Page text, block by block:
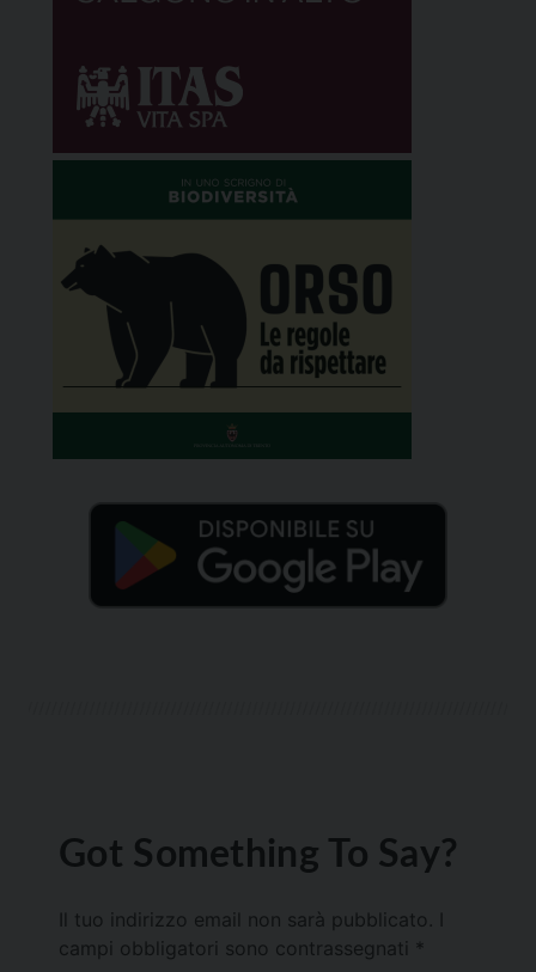
Got Something To Say?
Il tuo indirizzo email non sarà pubblicato.
campi obbligatori sono contrassegnati *